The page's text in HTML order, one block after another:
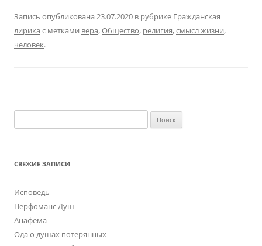
Запись опубликована 23.07.2020 в рубрике Гражданская
лирика с метками вера,Общество, религия,смысл жизни,
человек.
СВЕЖИЕ ЗАПИСИ
Исповедь
Перфоманс Душ
Анафема
Ода о душах потерянных